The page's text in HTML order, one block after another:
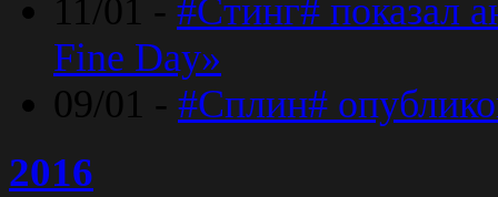
11/01 - #Стинг# показал
Fine Day»
09/01 - #Сплин#
2016